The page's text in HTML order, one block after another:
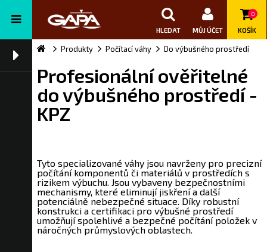
HLEDAT MŮJ ÚČET
0
KOŠÍK
Produkty Počítací váhy Do výbušného prostředí
Profesionální ověřitelné
do výbušného prostředí -
KPZ
Tyto specializované váhy jsou navrženy pro precizní
počítání komponentů či materiálů v prostředích s
rizikem výbuchu. Jsou vybaveny bezpečnostními
mechanismy, které eliminují jiskření a další
potenciálně nebezpečné situace. Díky robustní
konstrukci a certifikaci pro výbušné prostředí
umožňují spolehlivé a bezpečné počítání položek v
náročných průmyslových oblastech.